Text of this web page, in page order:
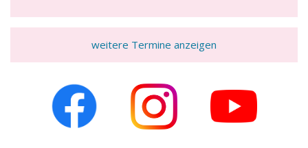
weitere Termine anzeigen